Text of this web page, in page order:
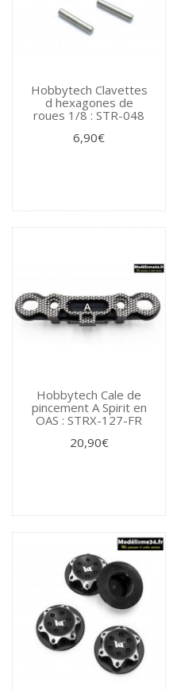
Hobbytech Clavettes
d hexagones de
roues 1/8 : STR-048
6,90€
Hobbytech Cale de
pincement A Spirit en
OAS : STRX-127-FR
20,90€